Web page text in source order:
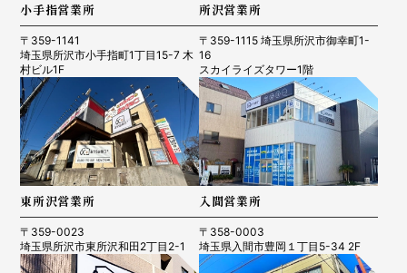
小手指営業所
〒359-1141
埼玉県所沢市小手指町1丁目15-7 木
村ビル1F
所沢営業所
〒359-1115 埼玉県所沢市御幸町1-
16
スカイライズタワー1階
東所沢営業所
〒359-0023
埼玉県所沢市東所沢和田2丁目2-1
入間営業所
〒358-0003
埼玉県入間市豊岡１丁目5-34 2F